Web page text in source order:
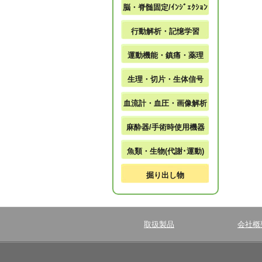
脳・脊髄固定/ｲﾝｼﾞｪｸｼｮﾝ
行動解析・記憶学習
運動機能・鎮痛・薬理
生理・切片・生体信号
血流計・血圧・画像解析
麻酔器/手術時使用機器
魚類・生物(代謝･運動)
掘り出し物
取扱製品 会社概